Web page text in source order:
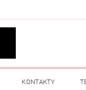
KONTAKTY